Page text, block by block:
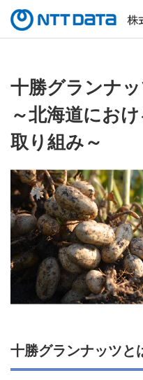
十勝グランナ
～北海道にお
取り組み～
十勝グランナッツと